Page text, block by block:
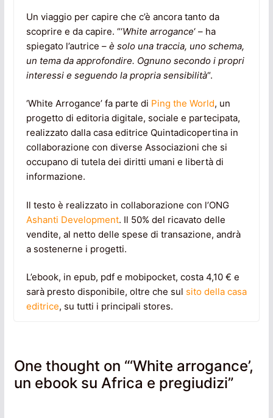
Un viaggio per capire che c’è ancora tanto da
scoprire e da capire. “‘White arrogance‘ – ha
spiegato l’autrice – è solo una traccia, uno schema,
un tema da approfondire. Ognuno secondo i propri
interessi e seguendo la propria sensibilità“.
‘White Arrogance’ fa parte di Ping the World, un
progetto di editoria digitale, sociale e partecipata,
realizzato dalla casa editrice Quintadicopertina in
collaborazione con diverse Associazioni che si
occupano di tutela dei diritti umani e libertà di
informazione.
Il testo è realizzato in collaborazione con l’ONG
Ashanti Development. Il 50% del ricavato delle
vendite, al netto delle spese di transazione, andrà
a sostenerne i progetti.
L’ebook, in epub, pdf e mobipocket, costa 4,10 € e
sarà presto disponibile, oltre che sul sito della casa
editrice, su tutti i principali stores.
One thought on “‘White arrogance’,
un ebook su Africa e pregiudizi”